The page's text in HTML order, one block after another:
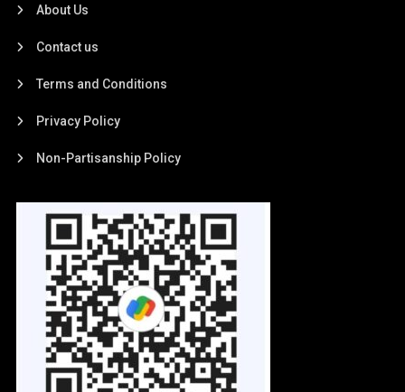
About Us
Contact us
Terms and Conditions
Privacy Policy
Non-Partisanship Policy